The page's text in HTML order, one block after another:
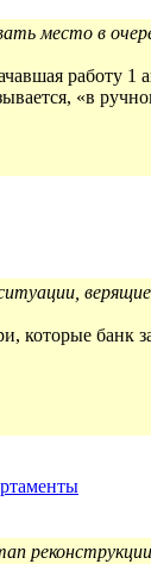
место в
работу
«в
которые банк